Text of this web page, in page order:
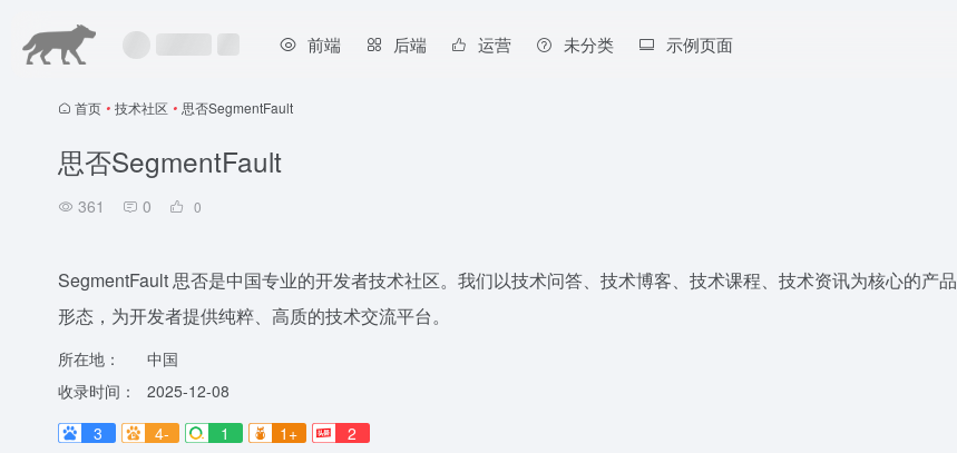
前端 后端 运营 未分类 示例页面
首页 • 技术社区 • 思否SegmentFault
思否SegmentFault
361 0 0
SegmentFault 思否是中国专业的开发者技术社区。我们以技术问答、技术博客、技术课程、技术资讯为核心的产品
形态，为开发者提供纯粹、高质的技术交流平台。
所在地：
中国
收录时间：
2025-12-08
3
4- 1 1+ 2